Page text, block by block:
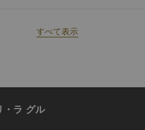
すべて表示
・ラ グル